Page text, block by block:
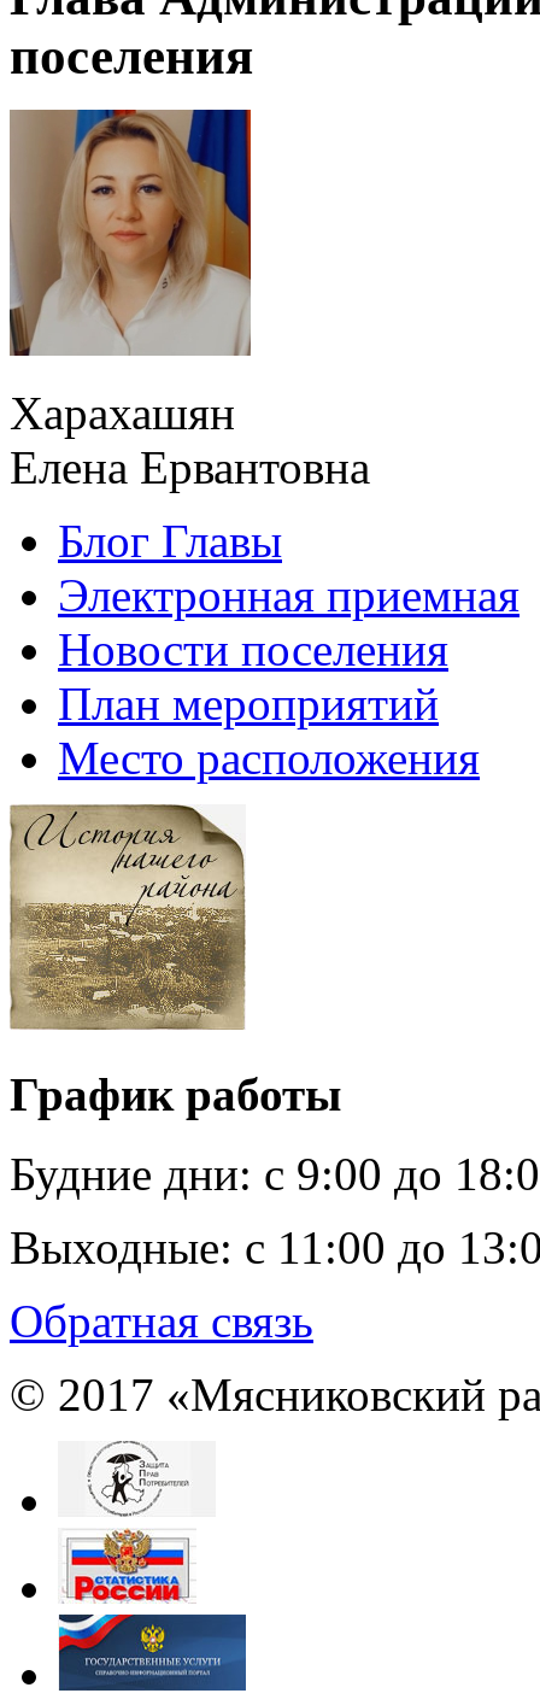
поселения
Харахашян
Елена Ервантовна
Блог Главы
Электронная приемная
Новости поселения
План мероприятий
Место расположения
График работы
Будние дни: c 9:00 до
Выходные: с 11:00 до
Обратная связь
© 2017 «Мясниковский